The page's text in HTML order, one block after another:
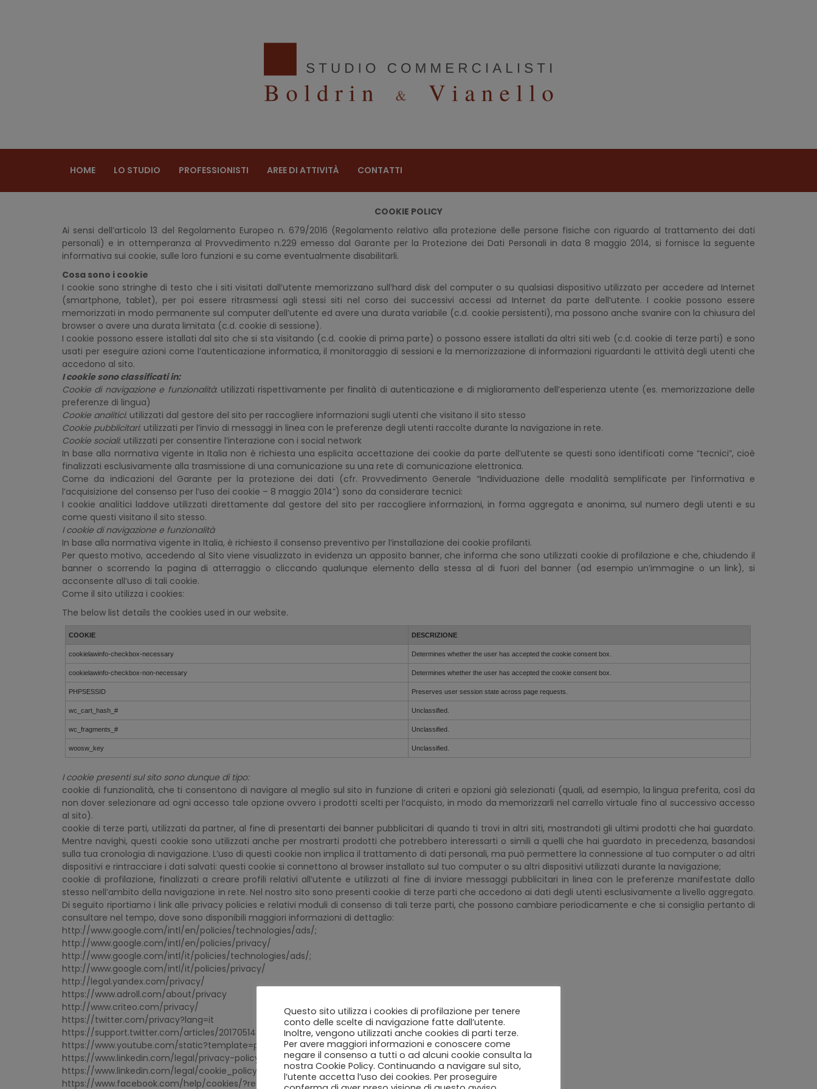
HOME LO STUDIO PROFESSIONISTI AREE DI ATTIVITÀ CONTATTI
COOKIE POLICY
Ai sensi dell’articolo 13 del Regolamento Europeo n. 679/2016 (Regolamento relativo alla protezione delle persone fisiche con riguardo al trattamento dei dati
personali) e in ottemperanza al Provvedimento n.229 emesso dal Garante per la Protezione dei Dati Personali in data 8 maggio 2014, si fornisce la seguente
informativa sui cookie, sulle loro funzioni e su come eventualmente disabilitarli.
Cosa sono i cookie
I cookie sono stringhe di testo che i siti visitati dall’utente memorizzano sull’hard disk del computer o su qualsiasi dispositivo utilizzato per accedere ad Internet
(smartphone, tablet), per poi essere ritrasmessi agli stessi siti nel corso dei successivi accessi ad Internet da parte dell’utente. I cookie possono essere
memorizzati in modo permanente sul computer dell’utente ed avere una durata variabile (c.d. cookie persistenti), ma possono anche svanire con la chiusura del
browser o avere una durata limitata (c.d. cookie di sessione).
I cookie possono essere istallati dal sito che si sta visitando (c.d. cookie di prima parte) o possono essere istallati da altri siti web (c.d. cookie di terze parti) e sono
usati per eseguire azioni come l’autenticazione informatica, il monitoraggio di sessioni e la memorizzazione di informazioni riguardanti le attività degli utenti che
accedono al sito.
I cookie sono classificati in:
Cookie di navigazione e funzionalità: utilizzati rispettivamente per finalità di autenticazione e di miglioramento dell’esperienza utente (es. memorizzazione delle
preferenze di lingua)
Cookie analitici: utilizzati dal gestore del sito per raccogliere informazioni sugli utenti che visitano il sito stesso
Cookie pubblicitari: utilizzati per l’invio di messaggi in linea con le preferenze degli utenti raccolte durante la navigazione in rete.
Cookie sociali: utilizzati per consentire l’interazione con i social network
In base alla normativa vigente in Italia non è richiesta una esplicita accettazione dei cookie da parte dell’utente se questi sono identificati come “tecnici”, cioè
finalizzati esclusivamente alla trasmissione di una comunicazione su una rete di comunicazione elettronica.
Come da indicazioni del Garante per la protezione dei dati (cfr. Provvedimento Generale “Individuazione delle modalità semplificate per l’informativa e
l’acquisizione del consenso per l’uso dei cookie – 8 maggio 2014”) sono da considerare tecnici:
I cookie analitici laddove utilizzati direttamente dal gestore del sito per raccogliere informazioni, in forma aggregata e anonima, sul numero degli utenti e su
come questi visitano il sito stesso.
I cookie di navigazione e funzionalità
In base alla normativa vigente in Italia, è richiesto il consenso preventivo per l’installazione dei cookie profilanti.
Per questo motivo, accedendo al Sito viene visualizzato in evidenza un apposito banner, che informa che sono utilizzati cookie di profilazione e che, chiudendo il
banner o scorrendo la pagina di atterraggio o cliccando qualunque elemento della stessa al di fuori del banner (ad esempio un’immagine o un link), si
acconsente all’uso di tali cookie.
Come il sito utilizza i cookies:
The below list details the cookies used in our website.
COOKIE DESCRIZIONE
cookielawinfo-checkbox-necessary Determines whether the user has accepted the cookie consent box.
cookielawinfo-checkbox-non-necessary Determines whether the user has accepted the cookie consent box.
PHPSESSID Preserves user session state across page requests.
wc_cart_hash_# Unclassified.
wc_fragments_# Unclassified.
woosw_key Unclassified.
I cookie presenti sul sito sono dunque di tipo:
cookie di funzionalità, che ti consentono di navigare al meglio sul sito in funzione di criteri e opzioni già selezionati (quali, ad esempio, la lingua preferita, così da
non dover selezionare ad ogni accesso tale opzione ovvero i prodotti scelti per l’acquisto, in modo da memorizzarli nel carrello virtuale fino al successivo accesso
al sito).
cookie di terze parti, utilizzati da partner, al fine di presentarti dei banner pubblicitari di quando ti trovi in altri siti, mostrandoti gli ultimi prodotti che hai guardato.
Mentre navighi, questi cookie sono utilizzati anche per mostrarti prodotti che potrebbero interessarti o simili a quelli che hai guardato in precedenza, basandosi
sulla tua cronologia di navigazione. L’uso di questi cookie non implica il trattamento di dati personali, ma può permettere la connessione al tuo computer o ad altri
dispositivi e rintracciare i dati salvati: questi cookie si connettono al browser installato sul tuo computer o su altri dispositivi utilizzati durante la navigazione;
cookie di profilazione, finalizzati a creare profili relativi all’utente e utilizzati al fine di inviare messaggi pubblicitari in linea con le preferenze manifestate dallo
stesso nell’ambito della navigazione in rete. Nel nostro sito sono presenti cookie di terze parti che accedono ai dati degli utenti esclusivamente a livello aggregato.
Di seguito riportiamo i link alle privacy policies e relativi moduli di consenso di tali terze parti, che possono cambiare periodicamente e che si consiglia pertanto di
consultare nel tempo, dove sono disponibili maggiori informazioni di dettaglio:
http://www.google.com/intl/en/policies/technologies/ads/;
http://www.google.com/intl/en/policies/privacy/
http://www.google.com/intl/it/policies/technologies/ads/;
http://www.google.com/intl/it/policies/privacy/
http://legal.yandex.com/privacy/
https://www.adroll.com/about/privacy
http://www.criteo.com/privacy/
https://twitter.com/privacy?lang=it
https://support.twitter.com/articles/20170514-twitters-use-of-cookies-and-similar-technologies#
https://www.youtube.com/static?template=privacy_guidelines
https://www.linkedin.com/legal/privacy-policy;
https://www.linkedin.com/legal/cookie_policy
https://www.facebook.com/help/cookies/?ref=sitefooter
Questo sito utilizza i cookies di profilazione per tenere
conto delle scelte di navigazione fatte dall’utente.
Inoltre, vengono utilizzati anche cookies di parti terze.
Per avere maggiori informazioni e conoscere come
negare il consenso a tutti o ad alcuni cookie consulta la
nostra Cookie Policy. Continuando a navigare sul sito,
l’utente accetta l’uso dei cookies. Per proseguire